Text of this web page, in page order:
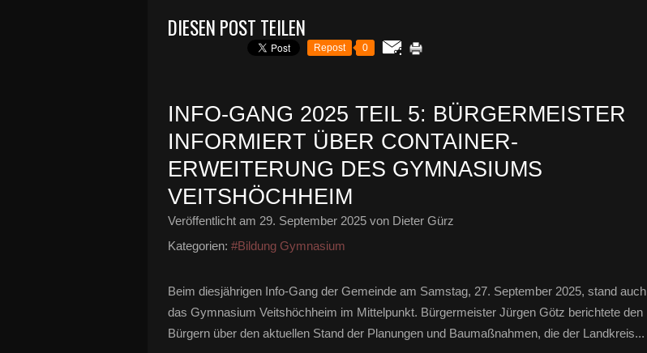
DIESEN POST TEILEN
Repost 0
INFO-GANG 2025 TEIL 5: BÜRGERMEISTER
INFORMIERT ÜBER CONTAINER-
ERWEITERUNG DES GYMNASIUMS
VEITSHÖCHHEIM
Veröffentlicht am 29. September 2025 von Dieter Gürz
Kategorien: #Bildung Gymnasium
Beim diesjährigen Info-Gang der Gemeinde am Samstag, 27. September 2025, stand auch
das Gymnasium Veitshöchheim im Mittelpunkt. Bürgermeister Jürgen Götz berichtete den
Bürgern über den aktuellen Stand der Planungen und Baumaßnahmen, die der Landkreis...